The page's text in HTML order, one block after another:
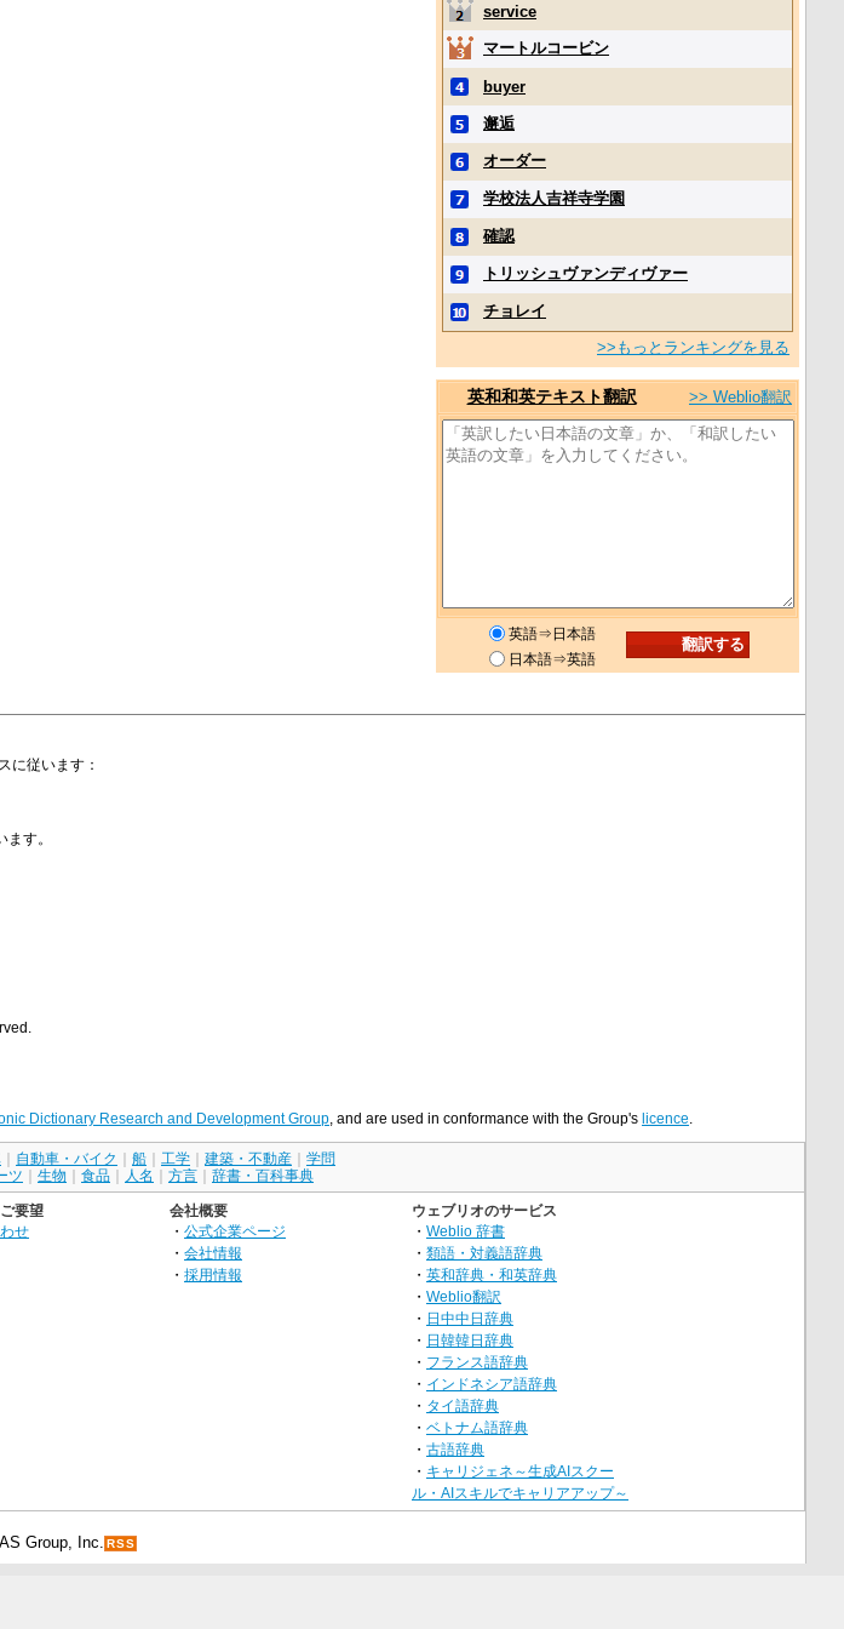
service
マートルコービン
buyer
邂逅
オーダー
学校法人吉祥寺学園
確認
トリッシュヴァンディヴァー
チョレイ
>>もっとランキングを見る
英和和英テキスト翻訳 >> Weblio翻訳
英語⇒日本語
日本語⇒英語
に従います：
す。
Dictionary Research and Development Group , and are used in conformance with the Group's licence
自動車・バイク 船 工学 建築・不動産
学問
ツ 生物 食品 人名 方言 辞書・百科事典
要望
せ
会社概要
・ 公式企業ページ
・ 会社情報
・ 採用情報
ウェブリオのサービス
・ Weblio 辞書
・ 類語・対義語辞典
・ 英和辞典・和英辞典
・ Weblio翻訳
・ 日中中日辞典
・ 日韓韓日辞典
・ フランス語辞典
・ インドネシア語辞典
・ タイ語辞典
・ ベトナム語辞典
・ 古語辞典
・ キャリジェネ～生成AIスクー
ル・AIスキルでキャリアアップ～
Group, Inc. RSS